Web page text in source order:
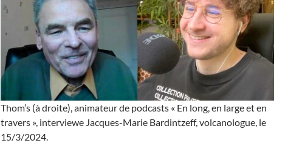
Thom’s (à droite), animateur de podcasts « En long, en large et en
travers », interviewe Jacques-Marie Bardintzeff, volcanologue, le
15/3/2024.